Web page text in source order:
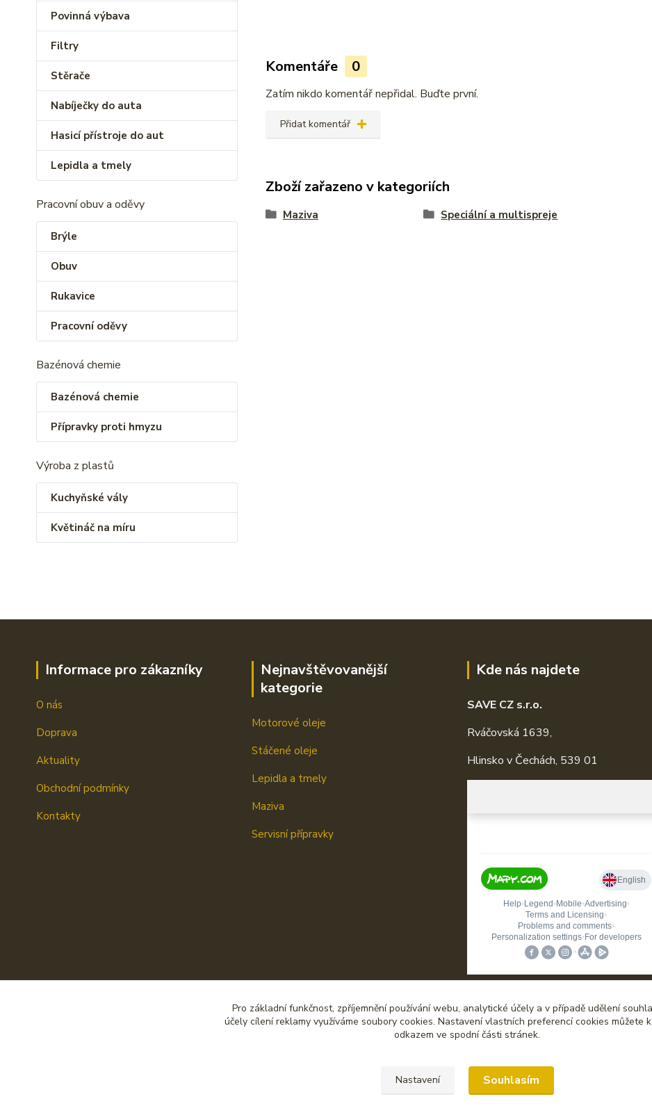
Povinná výbava
Filtry
Stěrače
Nabíječky do auta
Hasicí přístroje do aut
Lepidla a tmely
Pracovní obuv a oděvy
Brýle
Obuv
Rukavice
Pracovní oděvy
Bazénová chemie
Bazénová chemie
Přípravky proti hmyzu
Výroba z plastů
Kuchyňské vály
Květináč na míru
Komentáře 0
Zatím nikdo komentář nepřidal. Buďte první.
Přidat komentář
Zboží zařazeno v kategoriích
Maziva Speciální a multispreje
Informace pro zákazníky
O nás
Doprava
Aktuality
Obchodní podmínky
Kontakty
Nejnavštěvovanější
kategorie
Motorové oleje
Stáčené oleje
Lepidla a tmely
Maziva
Servisní přípravky
Kde nás najdete
SAVE CZ s.r.o.
Rváčovská 1639,
Hlinsko v Čechách, 539 01
Upravit sběr cookies.
Pro základní funkčnost, zpříjemnění používání webu, analytické účely a v případě udělení
účely cílení reklamy využíváme soubory cookies. Nastavení vlastních preferencí cookies můžete
odkazem ve spodní části stránek.
Nastavení Souhlasím